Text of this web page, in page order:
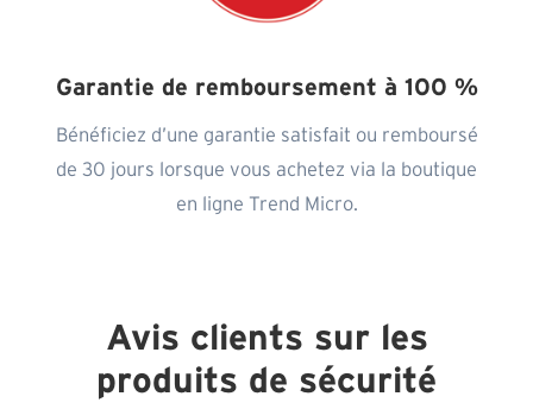
Garantie de remboursement à 100 %
Bénéficiez d’une garantie satisfait ou remboursé
de 30 jours lorsque vous achetez via la boutique
en ligne Trend Micro.
Avis clients sur les
produits de sécurité